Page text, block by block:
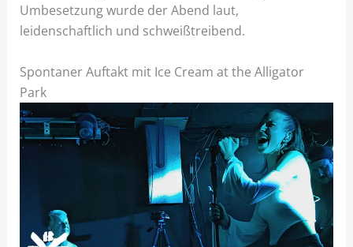
Umbesetzung wurde der Abend laut,
leidenschaftlich und schweißtreibend.
Spontaner Auftakt mit Ice Cream at the Alligator
Park